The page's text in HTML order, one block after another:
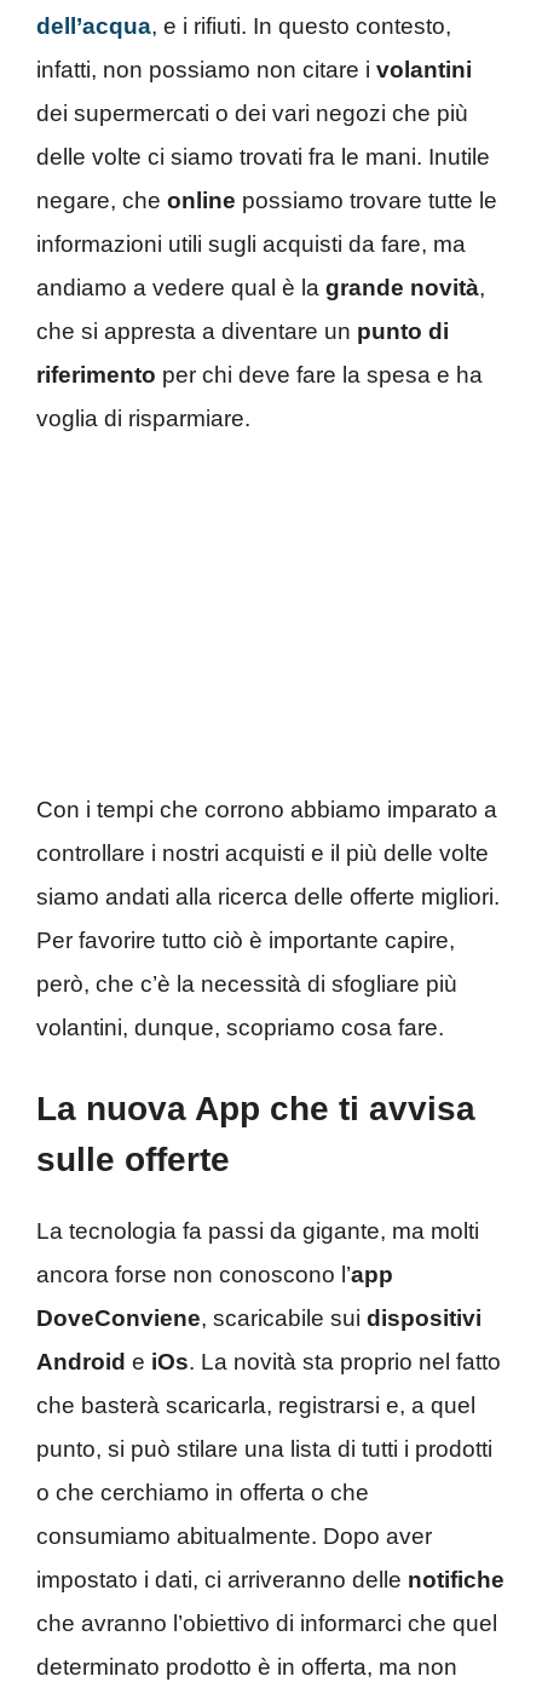
dell’acqua, e i rifiuti. In questo contesto,
infatti, non possiamo non citare i volantini
dei supermercati o dei vari negozi che più
delle volte ci siamo trovati fra le mani. Inutile
negare, che online possiamo trovare tutte le
informazioni utili sugli acquisti da fare, ma
andiamo a vedere qual è la grande novità,
che si appresta a diventare un punto di
riferimento per chi deve fare la spesa e ha
voglia di risparmiare.
Con i tempi che corrono abbiamo imparato a
controllare i nostri acquisti e il più delle volte
siamo andati alla ricerca delle offerte migliori.
Per favorire tutto ciò è importante capire,
però, che c’è la necessità di sfogliare più
volantini, dunque, scopriamo cosa fare.
La nuova App che ti avvisa
sulle offerte
La tecnologia fa passi da gigante, ma molti
ancora forse non conoscono l’app
DoveConviene, scaricabile sui dispositivi
Android e iOs. La novità sta proprio nel fatto
che basterà scaricarla, registrarsi e, a quel
punto, si può stilare una lista di tutti i prodotti
o che cerchiamo in offerta o che
consumiamo abitualmente. Dopo aver
impostato i dati, ci arriveranno delle notifiche
che avranno l’obiettivo di informarci che quel
determinato prodotto è in offerta, ma non